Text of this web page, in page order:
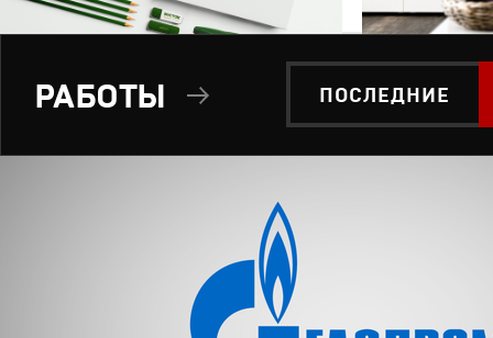
ПОСЛЕДНИЕ
РАБОТЫ